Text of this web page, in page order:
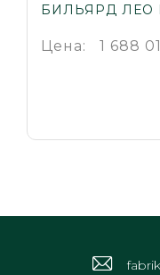
БИЛЬЯРД ЛЕО
Цена: 1 688